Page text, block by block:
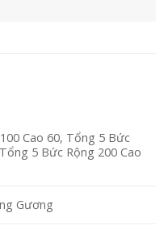
Cao 60, Tổng 5 Bức
5 Bức Rộng 200 Cao
Gương